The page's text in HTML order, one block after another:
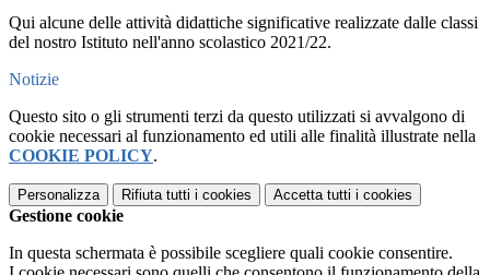
Qui alcune delle attività didattiche significative realizzate dalle classi
del nostro Istituto nell'anno scolastico 2021/22.
Notizie
Questo sito o gli strumenti terzi da questo utilizzati si avvalgono di
cookie necessari al funzionamento ed utili alle finalità illustrate nella
COOKIE POLICY.
Personalizza Rifiuta tutti i cookies Accetta tutti i cookies
Gestione cookie
In questa schermata è possibile scegliere quali cookie consentire.